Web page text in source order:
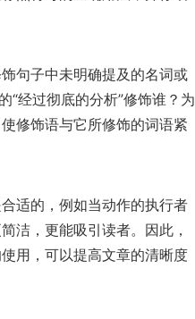
句子中未明确提及的名词或
“经过彻底的分析”修饰谁？为
修饰语与它所修饰的词语紧
适的，例如当动作的执行者
洁，更能吸引读者。因此，
用，可以提高文章的清晰度